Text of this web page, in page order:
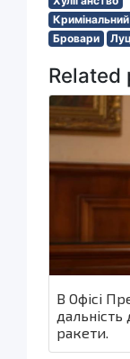
Бровари
Related
В Офісі
дальність
ракети.